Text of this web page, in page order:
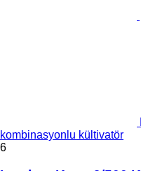
kombinasyonlu kültivatör
6